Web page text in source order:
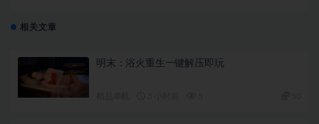
相关文章
明末：浴火重生一键解压即玩